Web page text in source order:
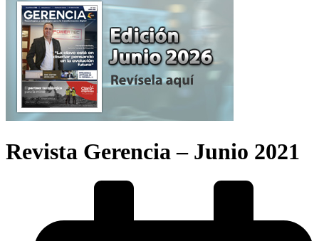
Revista Gerencia – Junio 2021